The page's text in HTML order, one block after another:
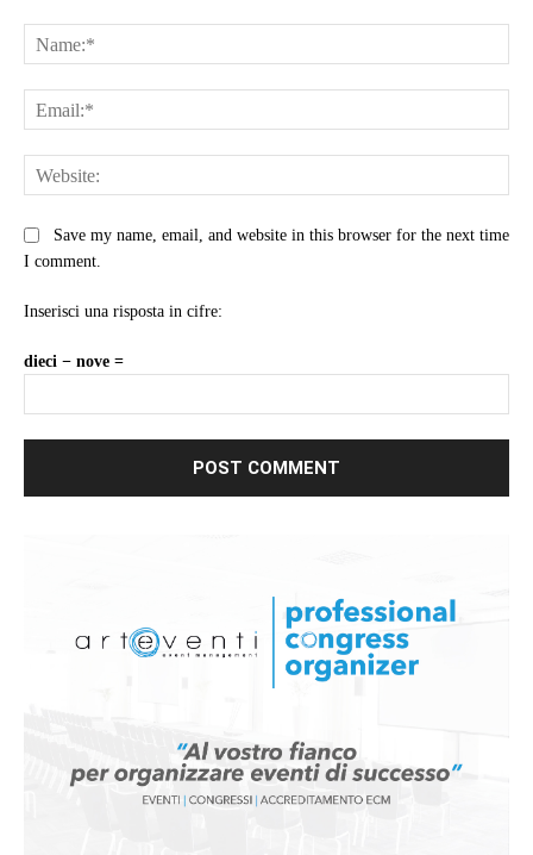
Save my name, email, and website in this browser for the next time
I comment.
Inserisci una risposta in cifre:
dieci − nove =